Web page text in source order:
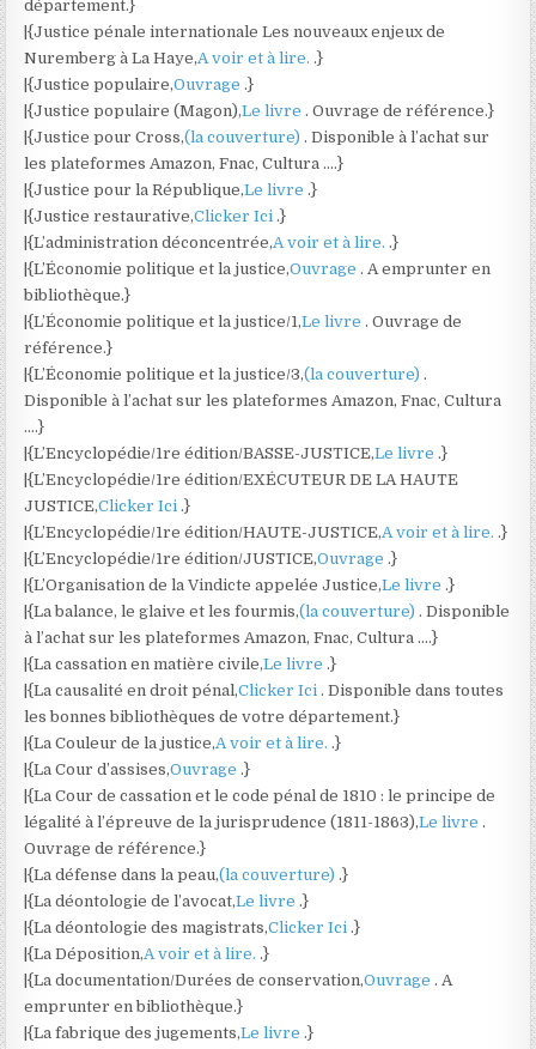
département.}
|{Justice pénale internationale Les nouveaux enjeux de
Nuremberg à La Haye,A voir et à lire..}
|{Justice populaire,Ouvrage.}
|{Justice populaire (Magon),Le livre. Ouvrage de référence.}
|{Justice pour Cross,(la couverture). Disponible à l’achat sur
les plateformes Amazon, Fnac, Cultura ….}
|{Justice pour la République,Le livre.}
|{Justice restaurative,Clicker Ici.}
|{L’administration déconcentrée,A voir et à lire..}
|{L’Économie politique et la justice,Ouvrage. A emprunter en
bibliothèque.}
|{L’Économie politique et la justice/1,Le livre. Ouvrage de
référence.}
|{L’Économie politique et la justice/3,(la couverture).
Disponible à l’achat sur les plateformes Amazon, Fnac, Cultura
….}
|{L’Encyclopédie/1re édition/BASSE-JUSTICE,Le livre.}
|{L’Encyclopédie/1re édition/EXÉCUTEUR DE LA HAUTE
JUSTICE,Clicker Ici.}
|{L’Encyclopédie/1re édition/HAUTE-JUSTICE,A voir et à lire..}
|{L’Encyclopédie/1re édition/JUSTICE,Ouvrage.}
|{L’Organisation de la Vindicte appelée Justice,Le livre.}
|{La balance, le glaive et les fourmis,(la couverture). Disponible
à l’achat sur les plateformes Amazon, Fnac, Cultura ….}
|{La cassation en matière civile,Le livre.}
|{La causalité en droit pénal,Clicker Ici. Disponible dans toutes
les bonnes bibliothèques de votre département.}
|{La Couleur de la justice,A voir et à lire..}
|{La Cour d’assises,Ouvrage.}
|{La Cour de cassation et le code pénal de 1810 : le principe de
légalité à l’épreuve de la jurisprudence (1811-1863),Le livre.
Ouvrage de référence.}
|{La défense dans la peau,(la couverture).}
|{La déontologie de l’avocat,Le livre.}
|{La déontologie des magistrats,Clicker Ici.}
|{La Déposition,A voir et à lire..}
|{La documentation/Durées de conservation,Ouvrage. A
emprunter en bibliothèque.}
|{La fabrique des jugements,Le livre.}